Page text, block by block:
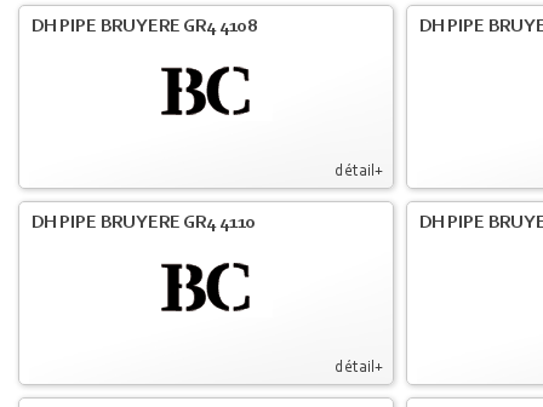
détail+
DH PIPE BRUYERE GR4 4108 DH PIPE
détail+
DH PIPE BRUYERE GR4 4110 DH PIPE